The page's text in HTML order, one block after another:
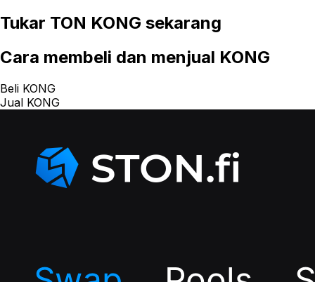
Tukar TON KONG sekarang
Cara membeli dan menjual KONG
Beli KONG
Jual KONG